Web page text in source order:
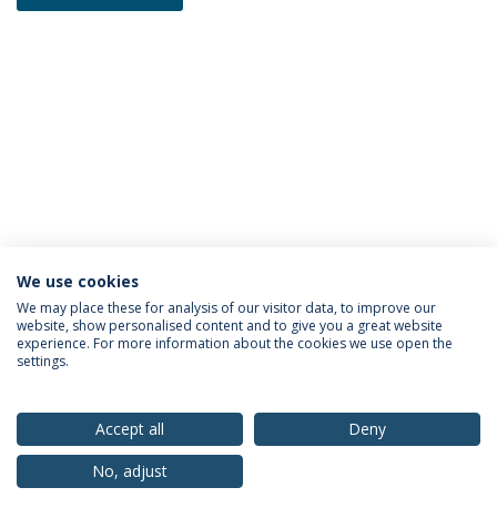
Política de Privacidade
Termos & Condições
Direitos do Titular dos Dados
© 2026 Universidade Católica Portuguesa
We use cookies
We may place these for analysis of our visitor data, to improve our
website, show personalised content and to give you a great website
experience. For more information about the cookies we use open the
settings.
Accept all
Deny
No, adjust